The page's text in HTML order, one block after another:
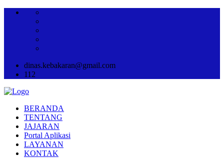
dinas.kebakaran@gmail.com
112
BERANDA
TENTANG
JAJARAN
Portal Aplikasi
LAYANAN
KONTAK